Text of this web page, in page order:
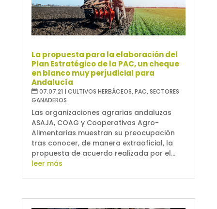
La propuesta para la elaboración del
Plan Estratégico de la PAC, un cheque
en blanco muy perjudicial para
Andalucía
07.07.21 | CULTIVOS HERBÁCEOS,PAC,SECTORES
GANADEROS
Las organizaciones agrarias andaluzas
ASAJA, COAG y Cooperativas Agro-
Alimentarias muestran su preocupación
tras conocer, de manera extraoficial, la
propuesta de acuerdo realizada por el...
leer más